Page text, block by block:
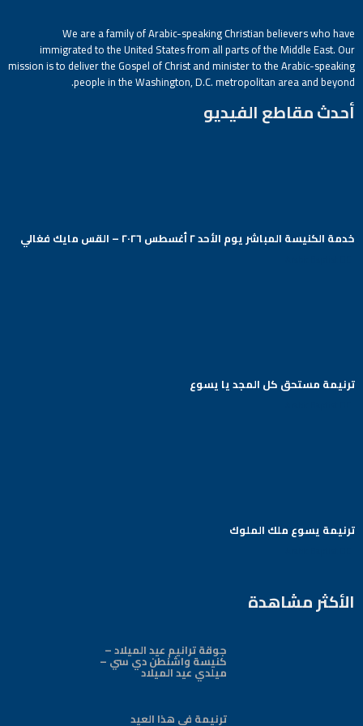
We are a family of Arabic-speaking Christian believers who have
immigrated to the United States from all parts of the Middle East. Our
mission is to deliver the Gospel of Christ and minister to the Arabic-speaking
people in the Washington, D.C. metropolitan area and beyond.
أحدث مقاطع الفيديو
خدمة الكنيسة المباشر يوم الأحد ٢ أغسطس ٢٠٢٦ – القس مايك فغالي
ترنيمة مستحق كل المجد يا يسوع
ترنيمة يسوع ملك الملوك
الأكثر مشاهدة
جوقة ترانيم عيد الميلاد –
كنيسة واشنطن دي سي –
ميلدي عيد الميلاد
ترنيمة في هذا العيد